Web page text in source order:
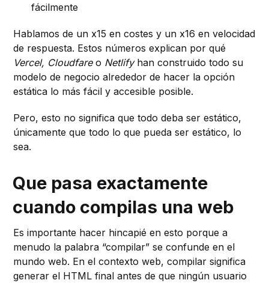
fácilmente
Hablamos de un x15 en costes y un x16 en velocidad
de respuesta. Estos números explican por qué
Vercel, Cloudfareo Netlify han construido todo su
modelo de negocio alrededor de hacer la opción
estática lo más fácil y accesible posible.
Pero, esto no significa que todo deba ser estático,
únicamente que todo lo que pueda ser estático, lo
sea.
Que pasa exactamente
cuando compilas una web
Es importante hacer hincapié en esto porque a
menudo la palabra “compilar” se confunde en el
mundo web. En el contexto web, compilar significa
generar el HTML final antes de que ningún usuario